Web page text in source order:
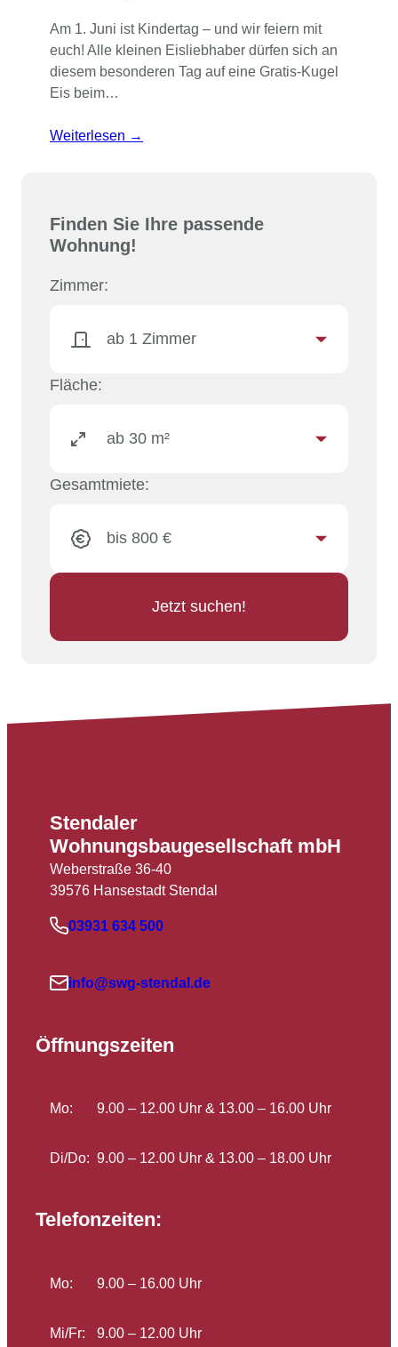
Finden Sie Ihre passende
Wohnung!
Zimmer:
Fläche:
Gesamtmiete:
Jetzt suchen!
Am 1. Juni ist Kindertag – und wir feiern mit
euch! Alle kleinen Eisliebhaber dürfen sich an
diesem besonderen Tag auf eine Gratis-Kugel
Eis beim…
Weiterlesen →
Stendaler
Wohnungsbaugesellschaft mbH
Weberstraße 36-40
39576 Hansestadt Stendal
03931 634 500
info@swg-stendal.de
Öffnungszeiten
Mo: 9.00 – 12.00 Uhr & 13.00 – 16.00 Uhr
Di/Do: 9.00 – 12.00 Uhr & 13.00 – 18.00 Uhr
Telefonzeiten:
Mo: 9.00 – 16.00 Uhr
Mi/Fr: 9.00 – 12.00 Uhr